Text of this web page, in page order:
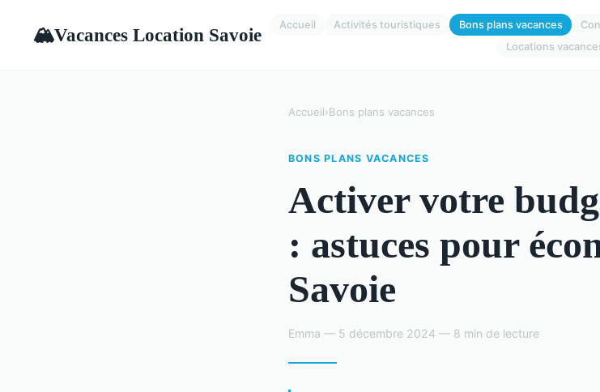
🏔Vacances Location Savoie Accueil Activités touristiques Bons plans vacances
Locations
Accueil›Bons plans vacances
BONS PLANS VACANCES
Activer votre
: astuces pour
Savoie
Emma — 5 décembre 2024 — 8 min de lecture